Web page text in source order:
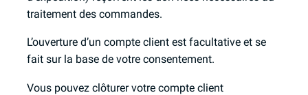
traitement des commandes.
L’ouverture d’un compte client est facultative et se
fait sur la base de votre consentement.
Vous pouvez clôturer votre compte client